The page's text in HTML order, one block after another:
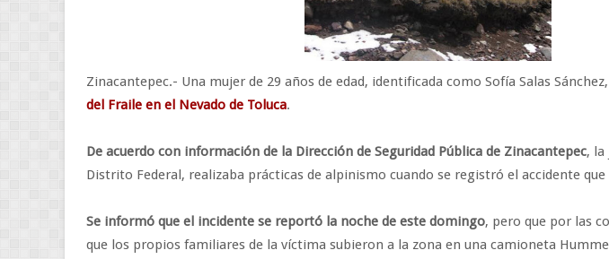
Zinacantepec.- Una mujer de 29 años de edad, identificada como Sofía Salas
del Fraile en el Nevado de Toluca.
De acuerdo con información de la Dirección de Seguridad Pública de Zinacantepec, la
Distrito Federal, realizaba prácticas de alpinismo cuando se registró el accidente que
Se informó que el incidente se reportó la noche de este domingo, pero que por las
que los propios familiares de la víctima subieron a la zona en una camioneta